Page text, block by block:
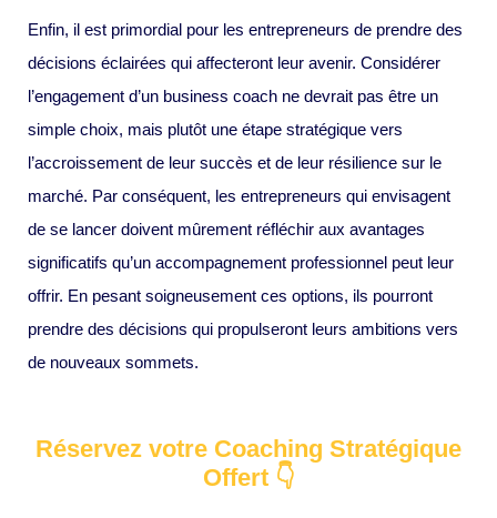
Enfin, il est primordial pour les entrepreneurs de prendre des
décisions éclairées qui affecteront leur avenir. Considérer
l’engagement d’un business coach ne devrait pas être un
simple choix, mais plutôt une étape stratégique vers
l’accroissement de leur succès et de leur résilience sur le
marché. Par conséquent, les entrepreneurs qui envisagent
de se lancer doivent mûrement réfléchir aux avantages
significatifs qu’un accompagnement professionnel peut leur
offrir. En pesant soigneusement ces options, ils pourront
prendre des décisions qui propulseront leurs ambitions vers
de nouveaux sommets.
Réservez votre Coaching Stratégique
Offert 👇